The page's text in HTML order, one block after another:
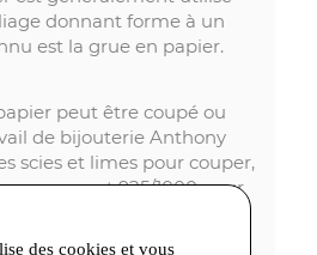
donnant forme à un
est la grue en papier.
peut être coupé ou
de bijouterie Anthony
scies et limes pour couper,
en argent 925/1000 pour
deux côtés opposés du
par la plaque pliée et
des cookies et vous